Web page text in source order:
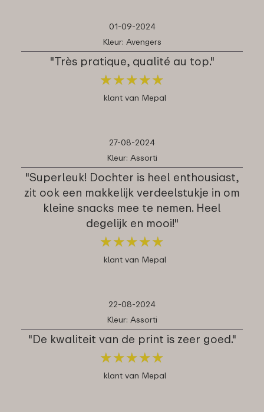
01-09-2024
Kleur: Avengers
"Très pratique, qualité au top."
★★★★★
★★★★★
klant van Mepal
27-08-2024
Kleur: Assorti
"Superleuk! Dochter is heel enthousiast,
zit ook een makkelijk verdeelstukje in om
kleine snacks mee te nemen. Heel
degelijk en mooi!"
★★★★★
★★★★★
klant van Mepal
22-08-2024
Kleur: Assorti
"De kwaliteit van de print is zeer goed."
★★★★★
★★★★★
klant van Mepal